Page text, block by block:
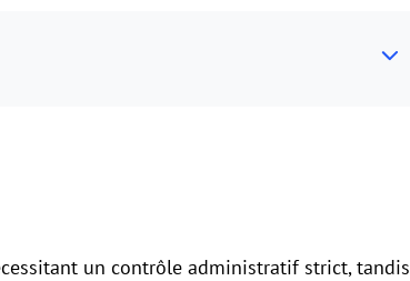
un contrôle administratif strict, tandis